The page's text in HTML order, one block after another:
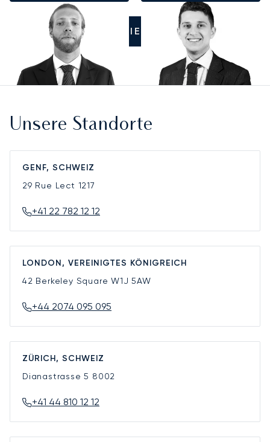
RUFEN SIE UNS AN
Unsere Standorte
GENF, SCHWEIZ
29 Rue Lect 1217
+41 22 782 12 12
LONDON, VEREINIGTES KÖNIGREICH
42 Berkeley SquareW1J 5AW
+44 2074 095 095
ZÜRICH, SCHWEIZ
Dianastrasse 5 8002
+41 44 810 12 12